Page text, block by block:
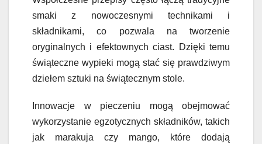
smaki z nowoczesnymi technikami i
składnikami, co pozwala na tworzenie
oryginalnych i efektownych ciast. Dzięki temu
świąteczne wypieki mogą stać się prawdziwym
dziełem sztuki na świątecznym stole.
Innowacje w pieczeniu mogą obejmować
wykorzystanie egzotycznych składników, takich
jak marakuja czy mango, które dodają